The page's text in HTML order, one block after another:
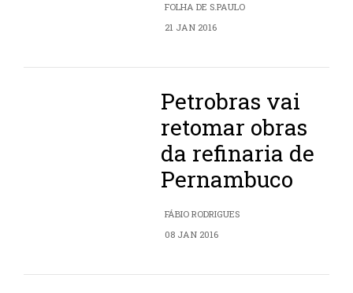
FOLHA DE S.PAULO
21 JAN 2016
Petrobras vai
retomar obras
da refinaria de
Pernambuco
FÁBIO RODRIGUES
08 JAN 2016